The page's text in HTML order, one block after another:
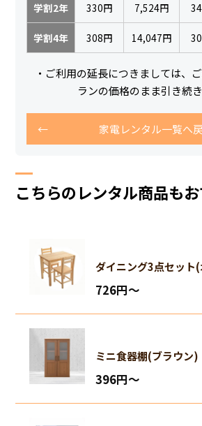
学割2年 330円 7,524円
学割4年 308円 14,047円
・ご利用の延長につきましては、
ランの価格のまま引き続
家電レンタル一覧へ
こちらのレンタル商品も
ダイニング3点セッ
726円〜
ミニ食器棚(ブラウ
396円〜